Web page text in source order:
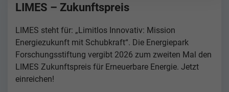
LIMES – Zukunftspreis
LIMES steht für: „Limitlos Innovativ: Mission
Energiezukunft mit Schubkraft“. Die Energiepark
Forschungsstiftung vergibt 2026 zum zweiten Mal den
LIMES Zukunftspreis für Erneuerbare Energie. Jetzt
einreichen!